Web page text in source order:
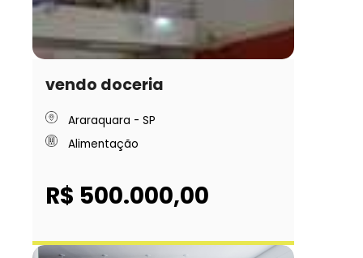
vendo doceria
Araraquara - SP
Alimentação
R$ 500.000,00